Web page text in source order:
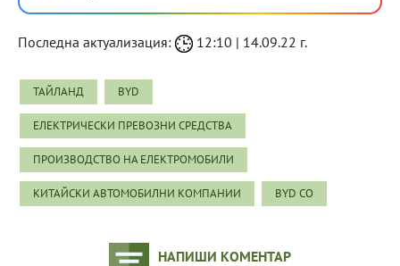
Последна актуализация: 12:10 | 14.09.22 г.
ТАЙЛАНД BYD
ЕЛЕКТРИЧЕСКИ ПРЕВОЗНИ СРЕДСТВА
ПРОИЗВОДСТВО НА ЕЛЕКТРОМОБИЛИ
КИТАЙСКИ АВТОМОБИЛНИ КОМПАНИИ BYD CO
НАПИШИ КОМЕНТАР